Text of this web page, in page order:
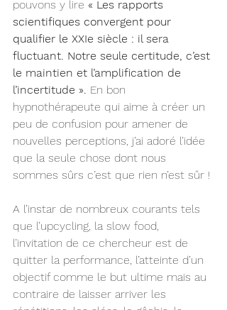
pouvons y lire « Les rapports
scientifiques convergent pour
qualifier le XXIe siècle : il sera
fluctuant. Notre seule certitude, c’est
le maintien et l’amplification de
l’incertitude ». En bon
hypnothérapeute qui aime à créer un
peu de confusion pour amener de
nouvelles perceptions, j’ai adoré l’idée
que la seule chose dont nous
sommes sûrs c’est que rien n’est sûr !
A l’instar de nombreux courants tels
que l’upcycling, la slow food,
l’invitation de ce chercheur est de
quitter la performance, l’atteinte d’un
objectif comme le but ultime mais au
contraire de laisser arriver les